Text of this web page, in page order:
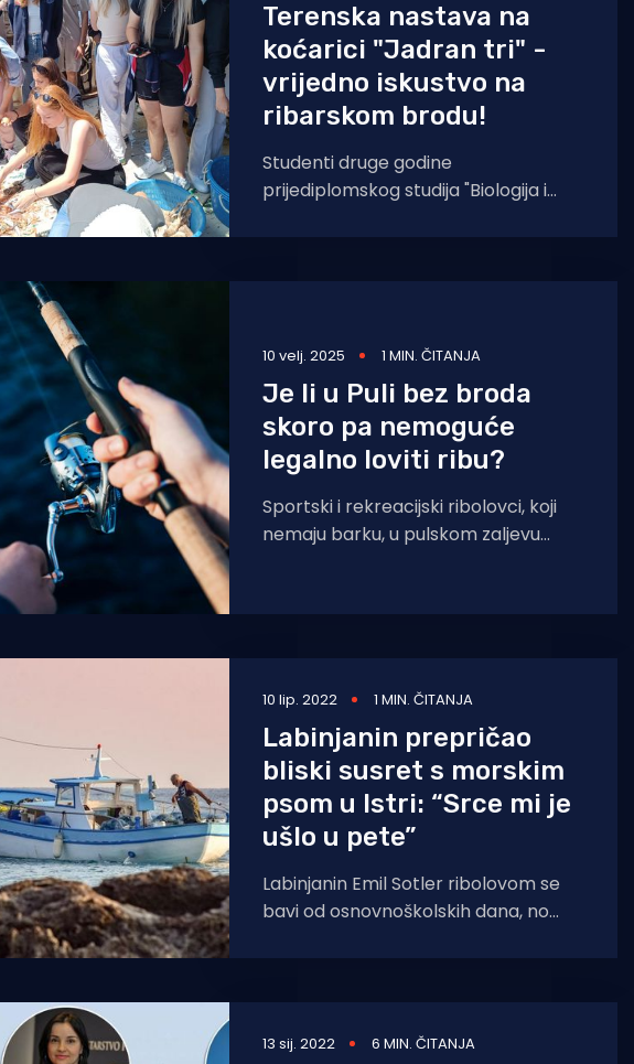
Terenska nastava na
koćarici "Jadran tri" -
vrijedno iskustvo na
ribarskom brodu!
Studenti druge godine
prijediplomskog studija "Biologija i
rad na ribarskom brodu "Jadran
10 velj. 2025 1 MIN. ČITANJA
Je li u Puli bez broda
skoro pa nemoguće
legalno loviti ribu?
Sportski i rekreacijski ribolovci, koji
nemaju barku, u pulskom zaljevu
10 lip. 2022 1 MIN. ČITANJA
Labinjanin prepričao
bliski susret s morskim
psom u Istri: “Srce mi je
ušlo u pete”
Labinjanin Emil Sotler ribolovom se
bavi od osnovnoškolskih dana, no
psom pamtit će dok je
13 sij. 2022 6 MIN. ČITANJA